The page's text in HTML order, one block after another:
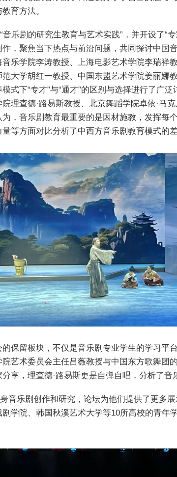
育方法。
乐剧的研究生教育与艺术实践”，并开设了“
，聚焦当下热点与前沿问题，共同探讨中国
乐学院李涛教授、上海电影艺术学院李瑞祥
大学胡红一教授、中国东盟艺术学院姜丽娜
式下“专才”与“通才”的区别与选择进行了广
理查德·路易斯教授、北京舞蹈学院卓依·马
，音乐剧教育最重要的是因材施教，发挥每
等方面对比分析了中西方音乐剧教育模式的差
保留板块，不仅是音乐剧专业学生的学习平
艺术委员会主任吕薇教授与中国东方歌舞团
享，理查德·路易斯更是自弹自唱，分析了音
音乐剧创作和研究，论坛为他们提供了更多
学院、韩国秋溪艺术大学等10所高校的青年